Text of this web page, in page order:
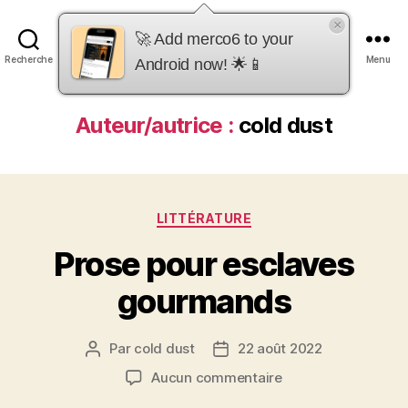
Recherche
merco6
Menu
Auteur/autrice : cold dust
Catégories
LITTÉRATURE
Prose pour esclaves
gourmands
Auteur
l’article
Par cold dust
Date22 août 2022
Aucun commentairesur
🚀 Add merco6 to your
Android now! 🌟📱
×